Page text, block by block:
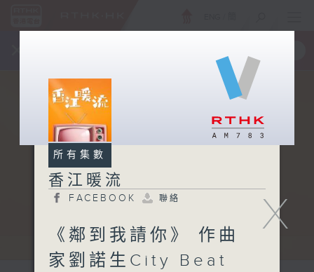
X
所有集數
香江暖流
FACEBOOK 聯絡
《鄰到我請你》 作曲
家劉諾生City Beat